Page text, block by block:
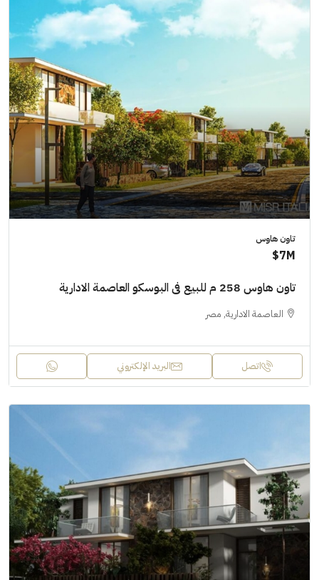
تاون هاوس
7M$
تاون هاوس 258 م للبيع فى البوسكو العاصمة الادارية
العاصمة الادارية, مصر
اتصل البريد الإلكتروني